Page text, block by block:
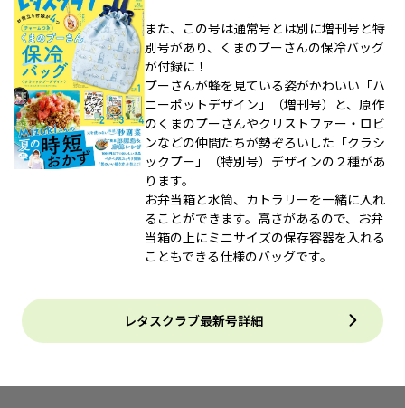
また、この号は通常号とは別に増刊号と特
別号があり、くまのプーさんの保冷バッグ
が付録に！
プーさんが蜂を見ている姿がかわいい「ハ
ニーポットデザイン」（増刊号）と、原作
のくまのプーさんやクリストファー・ロビ
ンなどの仲間たちが勢ぞろいした「クラシ
ックプー」（特別号）デザインの２種があ
ります。
お弁当箱と水筒、カトラリーを一緒に入れ
ることができます。高さがあるので、お弁
当箱の上にミニサイズの保存容器を入れる
こともできる仕様のバッグです。
レタスクラブ最新号詳細